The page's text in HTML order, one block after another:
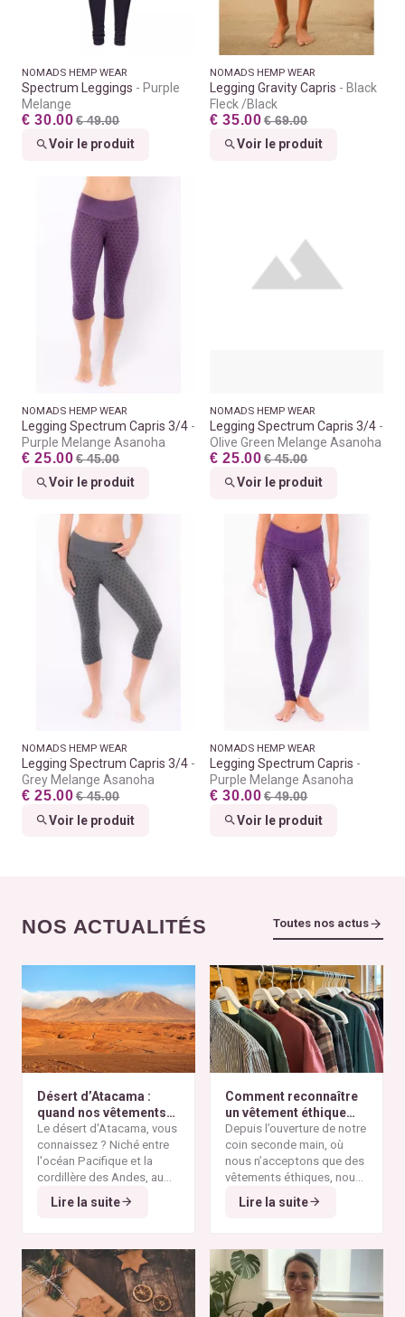
NOMADS HEMP WEAR
Spectrum Leggings
Purple
Melange
€ 30.00 € 49.00
Voir le produit
NOMADS HEMP WEAR
Legging Gravity Capris
Black
Fleck /Black
€ 35.00 € 69.00
Voir le produit
NOMADS HEMP WEAR
Legging Spectrum Capris 3/4
Purple Melange Asanoha
€ 25.00 € 45.00
Voir le produit
NOMADS HEMP WEAR
Legging Spectrum Capris 3/4
Olive Green Melange Asanoha
€ 25.00 € 45.00
Voir le produit
NOMADS HEMP WEAR
Legging Spectrum Capris 3/4
Grey Melange Asanoha
€ 25.00 € 45.00
Voir le produit
NOMADS HEMP WEAR
Legging Spectrum Capris
Purple Melange Asanoha
€ 30.00 € 49.00
Voir le produit
NOS ACTUALITÉS Toutes nos actus
Désert d’Atacama :
quand nos vêtements
finissent à l’autre bout
du monde
Le désert d'Atacama, vous
connaissez ? Niché entre
l'océan Pacifique et la
cordillère des Andes, au
nord du Chili, il est
considéré comme l'un des
minéraux et ses vastes
étendues désertiques en
font un lieu unique au
monde.
Alors pourquoi parler du
désert d'Atacama sur un
depuis plusieurs
décennies, cette région
est devenue l'un des
symboles les plus
Lire la suite
Comment reconnaître
un vêtement éthique
selon nos critères ?
Depuis l’ouverture de notre
coin seconde main, où
nous n’acceptons que des
vêtements éthiques, nous
avons remarqué qu’il n’est
pas toujours simple pour
qui répondent à nos
critères de sélection. Entre
les conseils qui circulent
sur les réseaux sociaux et
Lire la suite